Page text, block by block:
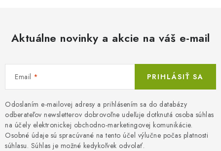
Aktuálne novinky a akcie na váš e-mail
Email
Odoslaním e-mailovej adresy a prihlásením sa do databázy
odberateľov newsletterov dobrovoľne udeľuje dotknutá osoba súhlas
na účely elektronickej obchodno-marketingovej komunikácie.
Osobné údaje sú spracúvané na tento účel výlučne počas platnosti
súhlasu. Súhlas je možné kedykoľvek odvolať.
PRIHLÁSIŤ SA